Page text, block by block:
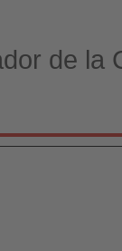
de la